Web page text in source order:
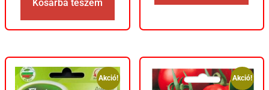
Kosárba teszem
Akció! Akció!